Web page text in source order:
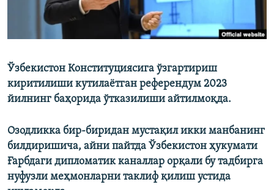
Ўзбекистон Конституциясига ўзгартириш
киритилиши кутилаётган референдум 2023
йилнинг баҳорида ўтказилиши айтилмоқда.
Озодликка бир-биридан мустақил икки манбанинг
билдиришича, айни пайтда Ўзбекистон ҳукумати
Ғарбдаги дипломатик каналлар орқали бу тадбирга
нуфузли меҳмонларни таклиф қилиш устида